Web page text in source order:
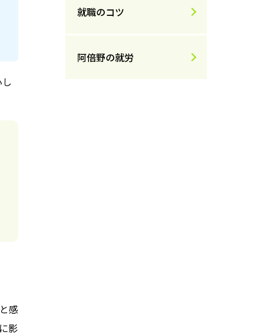
就職のコツ
阿倍野の就労
感
影